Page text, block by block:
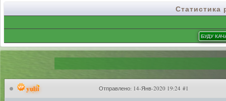
Статистика
yulii Отправлено: 14-Янв-2020 19:24 #1